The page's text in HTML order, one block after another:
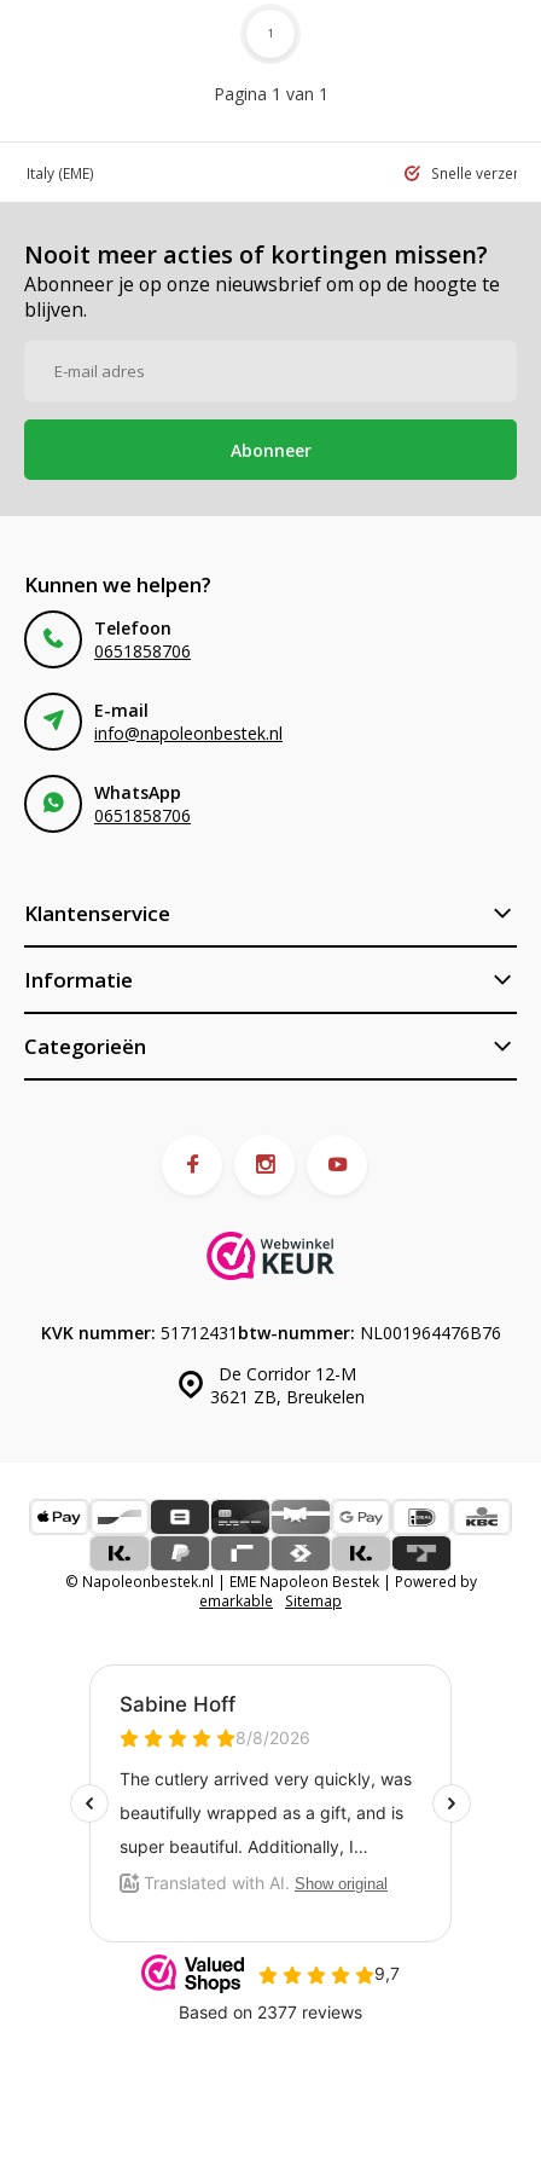
Pagina 1 van 1
1
in Italy (EME) Snelle
Nooit meer acties of kortingen missen?
Abonneer je op onze nieuwsbrief om op de hoogte te
blijven.
Abonneer
Kunnen we helpen?
Telefoon
0651858706
E-mail
info@napoleonbestek.nl
WhatsApp
0651858706
Klantenservice
Informatie
Categorieën
De Corridor 12-M
3621 ZB, Breukelen
KVK nummer: 51712431 btw-nummer: NL001964476B76
© Napoleonbestek.nl | EME Napoleon Bestek | Powered by
emarkable
Sitemap